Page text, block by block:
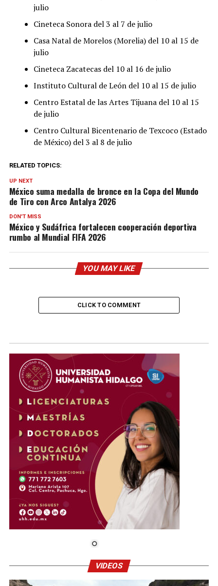
julio
Cineteca Sonora del 3 al 7 de julio
Casa Natal de Morelos (Morelia) del 10 al 15 de
julio
Cineteca Zacatecas del 10 al 16 de julio
Instituto Cultural de León del 10 al 15 de julio
Centro Estatal de las Artes Tijuana del 10 al 15
de julio
Centro Cultural Bicentenario de Texcoco (Estado
de México) del 3 al 8 de julio
RELATED TOPICS:
UP NEXT
México suma medalla de bronce en la Copa del Mundo
de Tiro con Arco Antalya 2026
DON'T MISS
México y Sudáfrica fortalecen cooperación deportiva
rumbo al Mundial FIFA 2026
YOU MAY LIKE
CLICK TO COMMENT
VIDEOS